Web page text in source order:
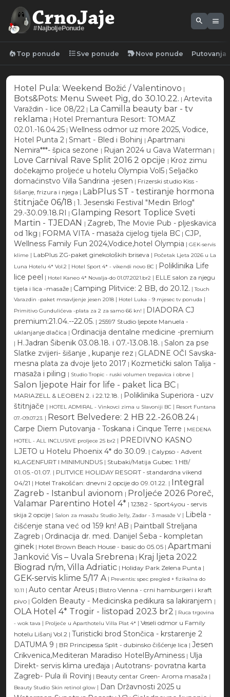
#NajboljePonude
search menu
local_fire_department Top ponude format_list_bulleted Sve ponude new_label Nove ponude Putovanja
Hotel Pula: Weekend Božić / Valentinovo |
Bots&Pots: Menu Sweet Pig, do 30.10.22. | Artevita
Varaždin - lice 08/22 | La Camilla beauty bar - tv
reklama | Hotel Premantura Resort: TOMAZ
02.01.-16.04.25 | Wellness odmor uz more 2025, Vodice,
Hotel Punta 2 | Smart - Bled i Bohinj | Apartmani
Nemira***- špica sezone | Rujan 2024 u Gava Waterman |
Love Carnival Rave Split 2016 2 opcije | Kroz zimu
dočekajmo proljeće u hotelu Olympia Vol5 | Seljačko
domaćinstvo Villa Sandrina -jesen | Frizerski studio Kiss -
šišanje, frizura i njega | LabPlus ST - testiranje hormona
štitnjače 06/18 | 1. Jesenski Festival "Medin Brlog"
29.-30.09.18.RI | Glamping Resort Toplice Sveti
Martin - TJEDAN | Zagreb, The Movie Pub - pljeskavica
od 1kg | FORMA VITA - masaža cijelog tijela BC | CJP,
Wellness Family Fun 2024,Vodice,hotel Olympia | GEK-servis
klime | LabPlus ZG-paket ginekoloških briseva | Početak Ljeta 2026 u La
Luna Hotelu 4* Vol.2 | Hotel Sport 4* - vikendi novo BC | Poliklinika Life
lice peel | Hotel Kaneo 4* Novalja-do 01.07.2021.br2 | ELLE salon za njegu
tijela i lica -masaže | Camping Plitvice: 2 BB, do 20.12. | Touch
Varazdin -paket mrsavljenje jesen 2018 | Hotel Luka - 9 mjesec tv ponuda |
Primitivo Gundulićeva -plata za 2 za samo 66 kn! | DIADORA CJ
premium:21.04.--22.05. | 25597 Studio ljepote Manuela -
uklanjanje dlačica | Ordinacija dentalne medicine -premium
| H.Jadran Šibenik 03.08.18. i 07.-13.08.18. | Salon za pse
Slatke zvijeri- šišanje , kupanje rez | GLADNE OČI Savska-
mesna plata za dvoje ljeto 2017 | Kozmetički salon Talija -
masaža i piling | Studio Tropic - ruski volumen trepavica i obrve |
Salon ljepote Hair for life - paket lica BC |
MARIAZELL & LEOBEN 2. i 22.12.18. | Poliklinika Superiora - uzv
štitnjače | HOTEL ADMIRAL - Vinkovci zima u Slavoniji BC | Resort Funtana
07.-09.07.23. | Resort Belvedere: 2 HB 22.-26.08.24 |
Carpe Diem Putovanja - Toskana i Cinque Terre | MEDENA
HOTEL - ALL INCLUSIVE proljece 25 br2 | PREDIVNO KASNO
LJETO u Hotelu Phoenix 4* do 30.09. | Calypso - Advent
KLAGENFURT I MINIMUNDUS | Stubaki/Matija Gubec: 1 HB/
01.05.-01.07. | PLITVICE HOLIDAY RESORT - standardna vikend
04/21 | Hotel Trakošćan: dnevni 2 opcije do 09.01.22. |
Integral
Zagreb - Istanbul avionom | Proljeće 2026 Poreč,
Valamar Parentino Hotel 4* | 12382 - Sport4you - servis
skija 2 opcije | Salon za masažu Studio Jelly, Zadar - 3 masaže V | Libela -
čišćenje stana već od 159 kn! AB | Paintball Streljana
Zagreb | Ordinacija dr. med. Danijel Šeba - kompletan
ginek | Hotel Brown Beach House - basic do 05.05 | Apartmani
Janković Vis – Uvala Srebrena | Kraj ljeta 2022
Biograd n/m, Villa Adriatic | Holiday Park Zelena Punta |
GEK-servis klime 5/17 A | Preventis: spec pregled + fizikalna do
10.11 | Auto centar Areus | Bistro Vienna - crni hamburgeri i kraft
pivo | Golden Beauty - Medicinska pedikura sa lakiranjem |
OLA Hotel 4* Trogir - listopad 2023 br2 | Ruca trgovina
- wok tava | Proljeće u Aparthotelu Villa Plat 4* | Veseli odmor u Family
hotelu Lišanj Vol.2 | Turisticki brod Stončica - krstarenje 2
DATUMA 9 | BR Principessa Split - dubinsko čišćenje lica | Jesen
Crikvenica,Mediteran Maradiso HotelByAminess | Ulja
Direkt- servis klima uređaja | Autotrans- povratna karta
Zagreb- Pula ili Rovinj | Beauty centar Green- Aroma masaža |
Beauty Studio Skin retinol glow | Dan Državnosti 2025 u